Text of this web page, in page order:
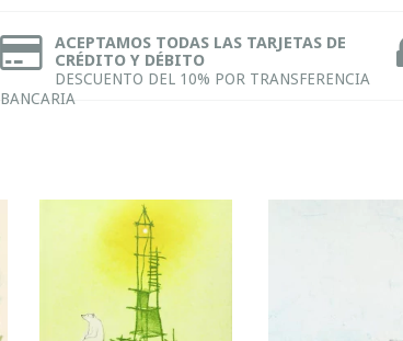
ACEPTAMOS TODAS LAS TARJETAS DE
CRÉDITO Y DÉBITO
DESCUENTO DEL 10% POR TRANSFERENCIA
BANCARIA